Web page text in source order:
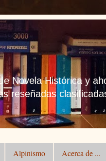
Novela Histórica y
reseñadas
Alpinismo Acerca de ...